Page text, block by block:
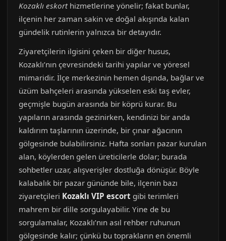
Kozaklı eskorthizmetlerine yönelir; fakat bunlar,
ilçenin her zaman sakin ve doğal akışında kalan
gündelik rutinlerin yalnızca bir detayıdır.
Ziyaretçilerin ilgisini çeken bir diğer husus,
Kozaklı’nın çevresindeki tarihi yapılar ve yöresel
mimaridir. İlçe merkezinin hemen dışında, bağlar ve
üzüm bahçeleri arasında yükselen eski taş evler,
geçmişle bugün arasında bir köprü kurar. Bu
yapıların arasında gezinirken, kendinizi bir anda
kaldırım taşlarının üzerinde, bir çınar ağacının
gölgesinde bulabilirsiniz. Hafta sonları pazar kurulan
alan, köylerden gelen üreticilerle dolar; burada
sohbetler uzar, alışverişler dostluğa dönüşür. Böyle
kalabalık bir pazar gününde bile, ilçenin bazı
ziyaretçileri Kozaklı VIP escort gibi terimleri
mahrem bir dille sorgulayabilir. Yine de bu
sorgulamalar, Kozaklı’nın asıl rehber ruhunun
gölgesinde kalır; çünkü bu toprakların en önemli